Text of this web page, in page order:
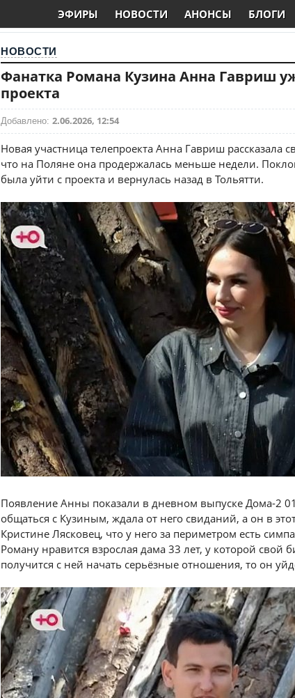
ЭФИРЫ НОВОСТИ АНОНСЫ БЛОГИ
НОВОСТИ
Фанатка Романа Кузина Анна Гавриш
проекта
Добавлено: 2.06.2026, 12:54
Новая участница телепроекта Анна Гавриш рассказала
что на Поляне она продержалась меньше недели.
была уйти с проекта и вернулась назад в Тольятти.
Появление Анны показали в дневном выпуске Дома-2
общаться с Кузиным, ждала от него свиданий, а он в
Кристине Лясковец, что у него за периметром есть
Роману нравится взрослая дама 33 лет, у которой свой
получится с ней начать серьёзные отношения, то он